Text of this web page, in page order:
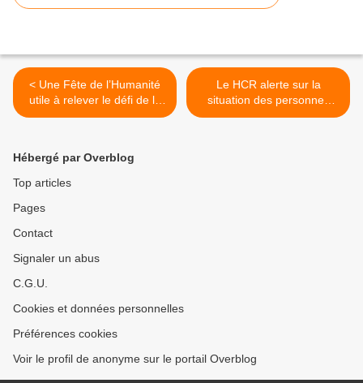
< Une Fête de l’Humanité
utile à relever le défi de la
mobilisation populaire
Le HCR alerte sur la
situation des personnes
déplacées et des réfugiés
Hébergé par Overblog
Top articles
Pages
Contact
Signaler un abus
C.G.U.
Cookies et données personnelles
Préférences cookies
Voir le profil de anonyme sur le portail Overblog